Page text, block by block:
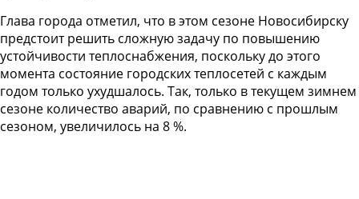
Глава города отметил, что в этом сезоне Новосибирску
предстоит решить сложную задачу по повышению
устойчивости теплоснабжения, поскольку до этого
момента состояние городских теплосетей с каждым
годом только ухудшалось. Так, только в текущем зимнем
сезоне количество аварий, по сравнению с прошлым
сезоном, увеличилось на 8 %.